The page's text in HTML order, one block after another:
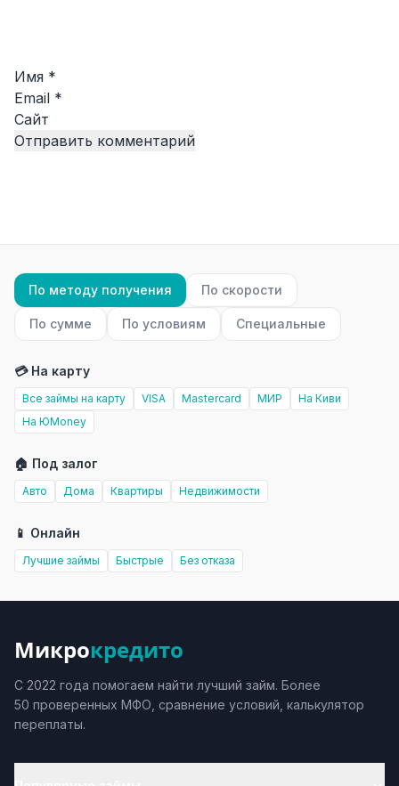
Имя *
Email *
Сайт
По методу получения По скорости
По сумме По условиям Специальные
💳 На карту
Все займы на карту VISA Mastercard МИР
На Киви
На ЮMoney
🏠 Под залог
Авто Дома Квартиры Недвижимости
📱 Онлайн
Лучшие займы Быстрые Без отказа
Микрокредито
С 2022 года помогаем найти лучший займ. Более
50 проверенных МФО, сравнение условий, калькулятор
переплаты.